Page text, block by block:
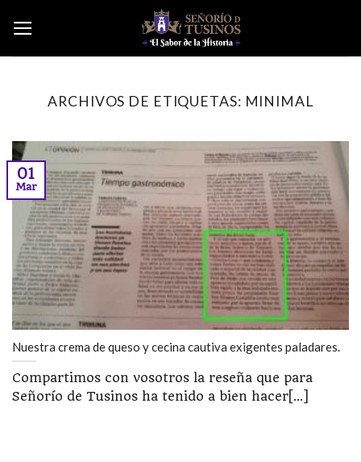
to
content
ARCHIVOS DE ETIQUETAS: MINIMAL
Nuestra crema de queso y cecina cautiva exigentes paladares.
Compartimos con vosotros la reseña que para
Señorío de Tusinos ha tenido a bien hacer[...]
01
Mar